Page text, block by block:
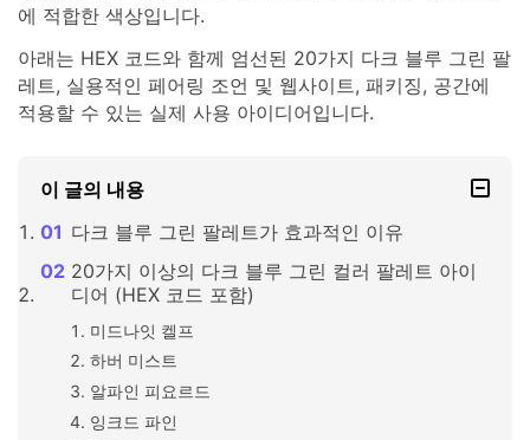
에 적합한 색상입니다.
아래는 HEX 코드와 함께 엄선된 20가지 다크 블루 그린 팔
레트, 실용적인 페어링 조언 및 웹사이트, 패키징, 공간에
적용할 수 있는 실제 사용 아이디어입니다.
이 글의 내용
다크 블루 그린 팔레트가 효과적인 이유
20가지 이상의 다크 블루 그린 컬러 팔레트 아이
디어 (HEX 코드 포함)
미드나잇 켈프
하버 미스트
알파인 피요르드
잉크드 파인